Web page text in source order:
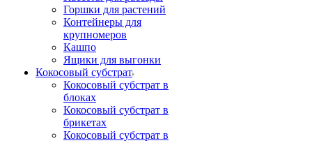
Горшки для растений
Контейнеры для
крупномеров
Кашпо
Ящики для выгонки
Кокосовый субстрат
Кокосовый субстрат в
блоках
Кокосовый субстрат в
брикетах
Кокосовый субстрат в